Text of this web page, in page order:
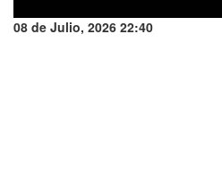
08 de Julio, 2026 22:40